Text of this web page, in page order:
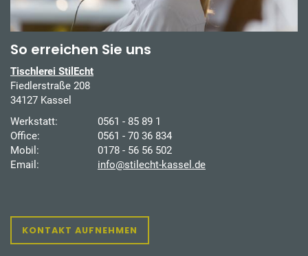
So erreichen Sie uns
Tischlerei StilEcht
Fiedlerstraße 208
34127 Kassel
Werkstatt:
0561 - 85 89 1
Office:
0561 - 70 36 834
Mobil:
0178 - 56 56 502
Email:
info@stilecht-kassel.de
KONTAKT AUFNEHMEN